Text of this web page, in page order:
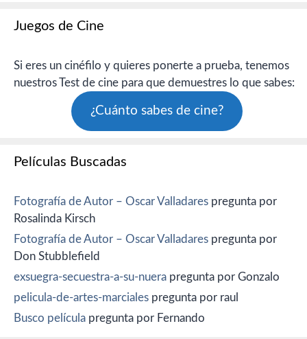
Juegos de Cine
Si eres un cinéfilo y quieres ponerte a prueba, tenemos
nuestros Test de cine para que demuestres lo que sabes:
¿Cuánto sabes de cine?
Películas Buscadas
Fotografía de Autor – Oscar Valladares pregunta por
Rosalinda Kirsch
Fotografía de Autor – Oscar Valladares pregunta por
Don Stubblefield
exsuegra-secuestra-a-su-nuera pregunta por Gonzalo
pelicula-de-artes-marciales pregunta por raul
Busco película pregunta por Fernando